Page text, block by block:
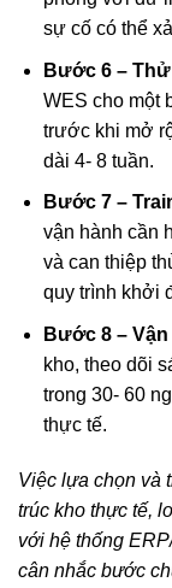
sự cố có thể
Bước 6 –
WES cho một
trước khi mở
dài 4- 8 tuần.
Bước 7 –
vận hành cần
và can thiệp
quy trình khởi
Bước 8 –
kho, theo dõi
trong 30- 60
thực tế.
Việc lựa chọn và
trúc kho thực tế,
với hệ thống
cân nhắc bước